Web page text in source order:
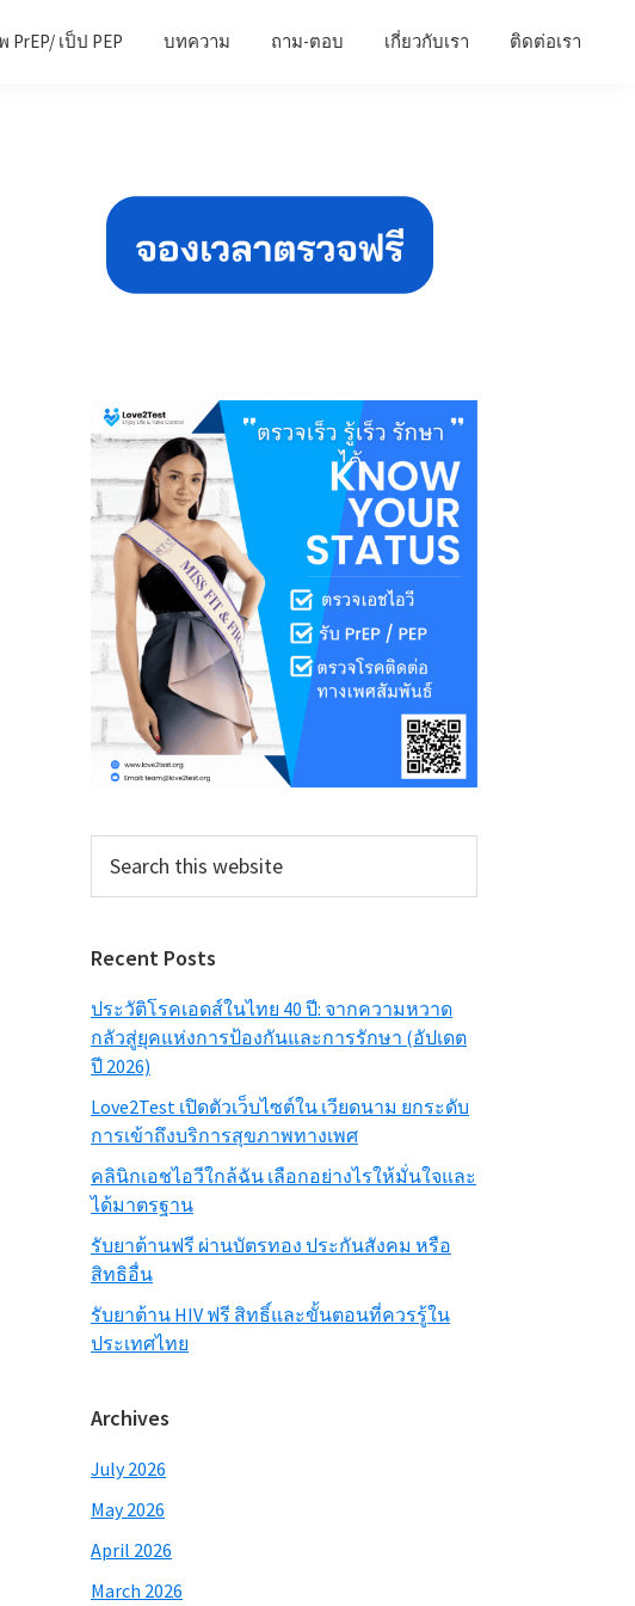
PrEP/ เป็ป PEP บทความ ถาม-ตอบ เกี่ยวกับเรา ติดต่อเรา
Sidebar
this
Recent Posts
ประวัติโรคเอดส์ในไทย 40 ปี: จากความหวาด
กลัวสู่ยุคแห่งการป้องกันและการรักษา (อัปเดต
ปี 2026)
Love2Test เปิดตัวเว็บไซต์ใน เวียดนาม ยกระดับ
การเข้าถึงบริการสุขภาพทางเพศ
คลินิกเอชไอวีใกล้ฉัน เลือกอย่างไรให้มั่นใจและ
ได้มาตรฐาน
รับยาต้านฟรี ผ่านบัตรทอง ประกันสังคม หรือ
สิทธิอื่น
รับยาต้าน HIV ฟรี สิทธิ์และขั้นตอนที่ควรรู้ใน
ประเทศไทย
Archives
July 2026
May 2026
April 2026
March 2026